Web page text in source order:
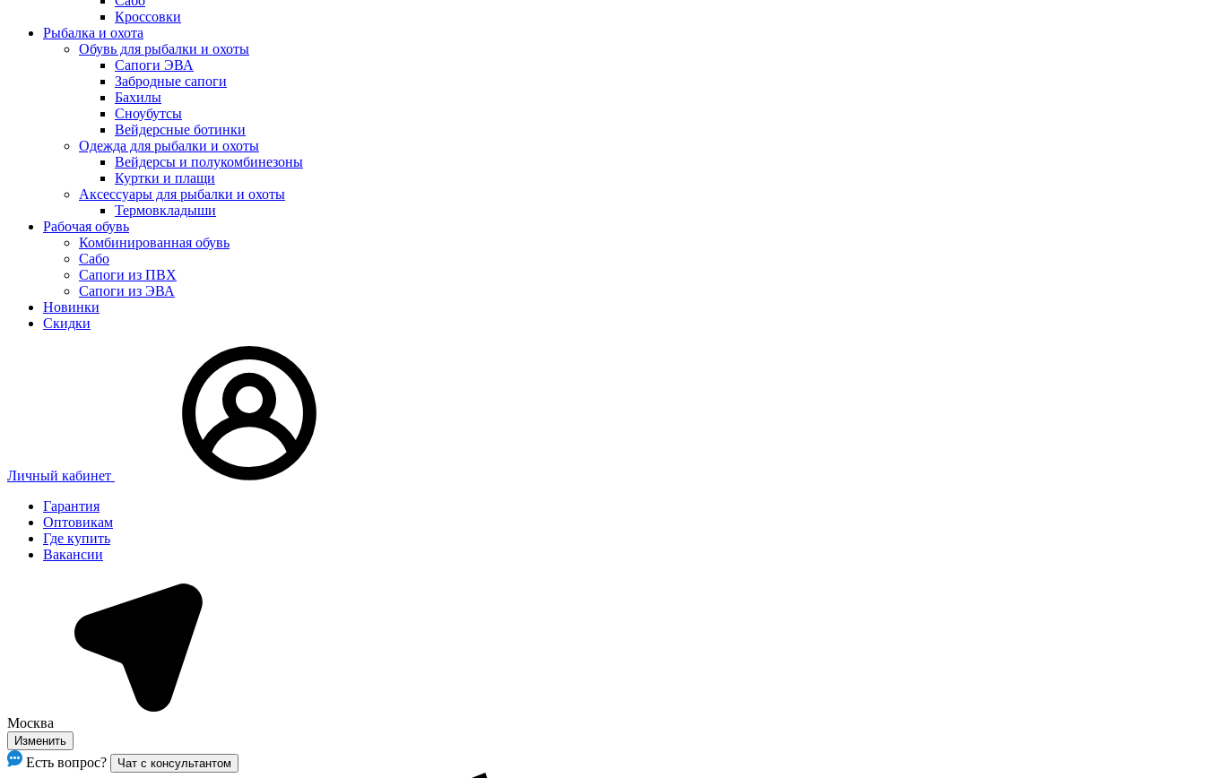
Кроссовки
Рыбалка и охота
Обувь для рыбалки и охоты
Сапоги ЭВА
Забродные сапоги
Бахилы
Сноубутсы
Вейдерсные ботинки
Одежда для рыбалки и охоты
Вейдерсы и полукомбинезоны
Куртки и плащи
Аксессуары для рыбалки и охоты
Термовкладыши
Рабочая обувь
Комбинированная обувь
Сабо
Сапоги из ПВХ
Сапоги из ЭВА
Новинки
Скидки
Личный кабинет
Гарантия
Оптовикам
Где купить
Вакансии
Москва
Изменить
Есть вопрос? Чат с консультантом